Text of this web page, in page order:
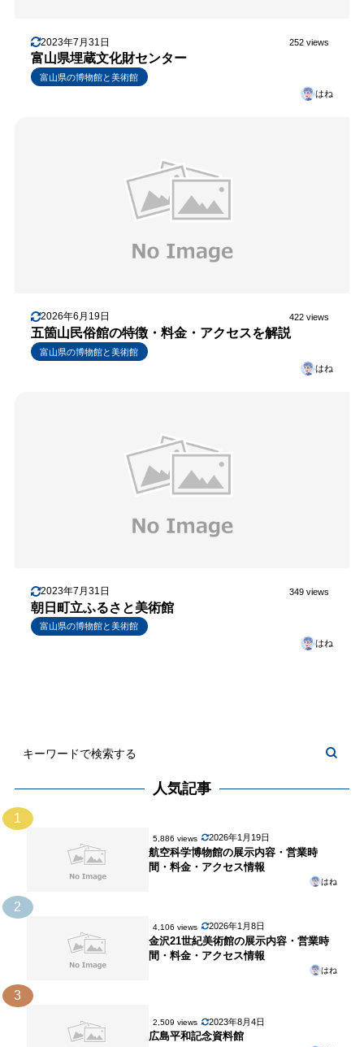
2023年7月31日 252 views
富山県埋蔵文化財センター
富山県の博物館と美術館
はね
2026年6月19日 422 views
五箇山民俗館の特徴・料金・アクセスを解説
富山県の博物館と美術館
はね
2023年7月31日 349 views
朝日町立ふるさと美術館
富山県の博物館と美術館
はね
人気記事
1
5,886 views 2026年1月19日
航空科学博物館の展示内容・営業時
間・料金・アクセス情報
はね
2
4,106 views 2026年1月8日
金沢21世紀美術館の展示内容・営業時
間・料金・アクセス情報
はね
3
2,509 views 2023年8月4日
広島平和記念資料館